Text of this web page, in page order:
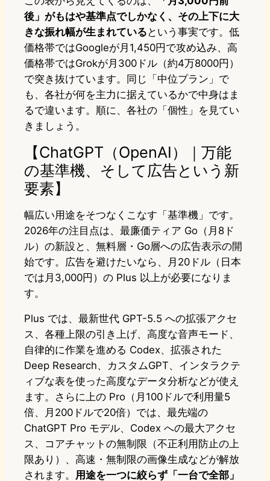
後」がもはや基準点でしかなく、その上下に大
きな振れ幅が生まれている という事実です。低
価格帯ではGoogleが月1,450円で攻め込み、高
価格帯ではGrokが月300ドル（約4万8000円）
で突き抜けています。同じ「中位プラン」で
も、各社が何を主力に据えているかで中身はま
るで違います。順に、各社の「個性」を見てい
きましょう。
【ChatGPT（OpenAI）｜万能
の基準機、そして広告という新
要素】
幅広い用途をそつなくこなす「基準機」です。
2026年の注目点は、最廉価ティア Go（月8ド
ル）の新設と、無料層・Go層への広告表示の開
始です。広告を避けたいなら、月20ドル（日本
では月3,000円）の Plus 以上が必要になりま
す。
Plus では、最新世代 GPT-5.5 への拡張アクセ
ス、各種上限の引き上げ、高度な音声モード、
自律的に作業を進める Codex、拡張された
Deep Research、カスタムGPT、インタラクテ
ィブな表を使った高度なデータ分析などが使え
ます。さらに上の Pro（月100ドルで利用量5
倍、月200ドルで20倍）では、最先端の
ChatGPT Pro モデル、Codex への最大アクセ
ス、コアチャットの無制限（不正利用防止の上
限あり）、高速・無制限の画像生成などが解放
されます。 用途を一つに絞らず「一台で全部」